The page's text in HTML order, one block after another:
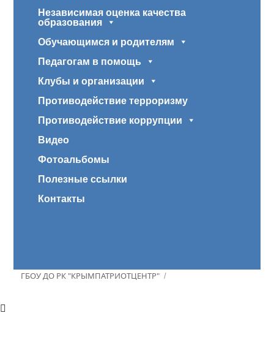
Независимая оценка качества
образования
Обучающимся и родителям
Педагогам в помощь
Клубы и организации
Противодействие терроризму
Противодействие коррупции
Видео
Фотоальбомы
Полезные ссылки
Контакты
ГБОУ ДО РК "КРЫМПАТРИОТЦЕНТР"